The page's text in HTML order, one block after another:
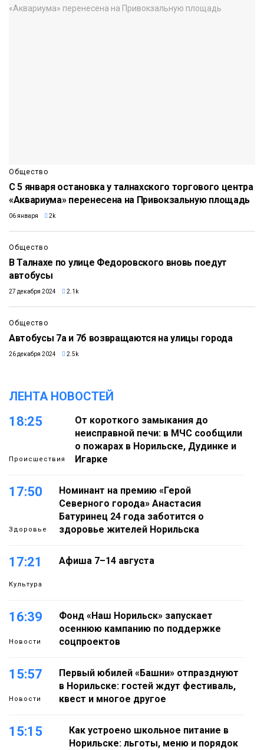
Общество
С 5 января остановка у талнахского торгового центра
«Аквариума» перенесена на Привокзальную площадь
06 января 2k
Общество
В Талнахе по улице Федоровского вновь поедут
автобусы
27 декабря 2024 2.1k
Общество
Автобусы 7а и 7б возвращаются на улицы города
26 декабря 2024 2.5k
ЛЕНТА НОВОСТЕЙ
18:25
Происшествия
От короткого замыкания до
неисправной печи: в МЧС сообщили
о пожарах в Норильске, Дудинке и
Игарке
17:50
Здоровье
Номинант на премию «Герой
Северного города» Анастасия
Батуринец 24 года заботится о
здоровье жителей Норильска
17:21
Культура
Афиша 7–14 августа
16:39
Новости
Фонд «Наш Норильск» запускает
осеннюю кампанию по поддержке
соцпроектов
15:57
Новости
Первый юбилей «Башни» отпразднуют
в Норильске: гостей ждут фестиваль,
квест и многое другое
15:15
Как устроено школьное питание в
Норильске: льготы, меню и порядок